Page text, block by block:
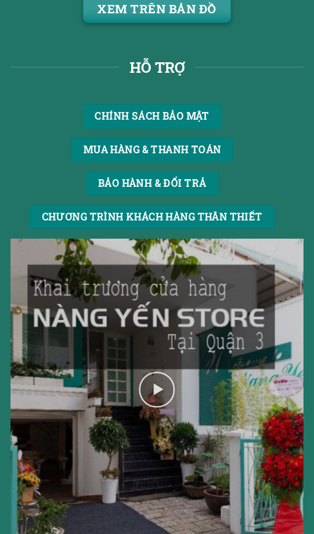
XEM TRÊN BẢN ĐỒ
HỖ TRỢ
CHÍNH SÁCH BẢO MẬT
MUA HÀNG & THANH TOÁN
BẢO HÀNH & ĐỔI TRẢ
CHƯƠNG TRÌNH KHÁCH HÀNG THÂN THIẾT